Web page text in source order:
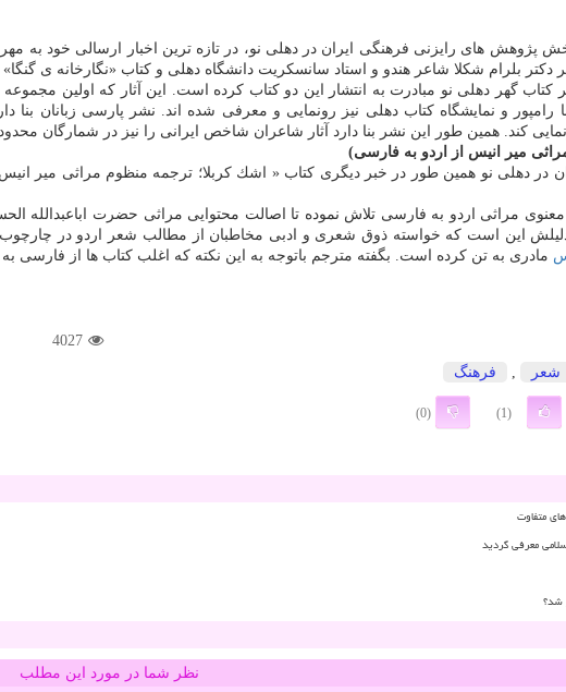
پژوهش های رایزنی فرهنگی ایران در دهلی نو، در تازه ترین اخبار ارسالی خود به
بلرام شكلا شاعر هندو و استاد سانسكریت دانشگاه دهلی و كتاب «نگارخانه ی
كتاب گهر دهلی نو مبادرت به انتشار این دو كتاب كرده است. این آثار كه اولین
كند. همین طور این نشر بنا دارد آثار شاعران شاخص ایرانی را نیز در شمارگان
میر انیس از اردو به فارسی)
در دهلی نو همین طور در خبر دیگری كتاب « اشك كربلا؛ ترجمه منظوم مراثی میر
معنوی مراثی اردو به فارسی تلاش نموده تا اصالت محتوایی مراثی حضرت اباعبدالله
این است كه خواسته ذوق شعری و ادبی مخاطبان از مطالب شعر اردو در چارچوب
مادری به تن كرده است. بگفته مترجم باتوجه به این نكته كه اغلب كتاب ها از فارسی
4027
شعر , فرهنگ
(1)
(0)
متفاوت
معرفی گردید
شد؟
نظر شما در مورد این مطلب